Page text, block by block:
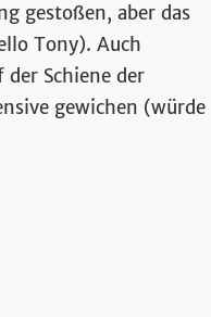
gestoßen, aber das
Tony). Auch
Schiene der
gewichen (würde